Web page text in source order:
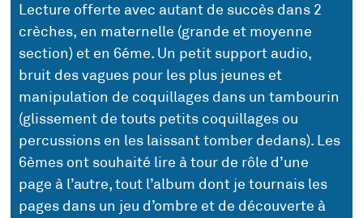
Lecture offerte avec autant de succès dans 2
crèches, en maternelle (grande et moyenne
section) et en 6éme. Un petit support audio,
bruit des vagues pour les plus jeunes et
manipulation de coquillages dans un tambourin
(glissement de touts petits coquillages ou
percussions en les laissant tomber dedans). Les
6èmes ont souhaité lire à tour de rôle d’une
page à l’autre, tout l’album dont je tournais les
pages dans un jeu d’ombre et de découverte à